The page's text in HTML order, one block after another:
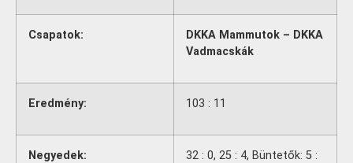
Csapatok:
DKKA Mammutok – DKKA
Vadmacskák
Eredmény: 103 : 11
Negyedek:
32 : 0, 25 : 4, Büntetők: 5 :